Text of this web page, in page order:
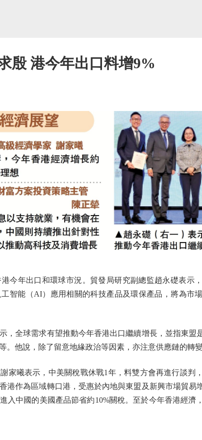
殷 港今年出口料增9%
年出口和環球市況。貿發局研究副總監趙永礎表示
智能（AI）應用相關的科技產品及環保產品，將為市
全球需求有望推動今年香港出口繼續增長，並指東盟
。他說，除了留意地緣政治等因素，亦注意供應鏈的轉變
曦表示，中美關稅戰休戰1年，料雙方會再進行談判，
港作為區域轉口港，受惠於內地與東盟及新興市場貿易
入中國的美國產品節省約10%關稅。至於今年香港經濟